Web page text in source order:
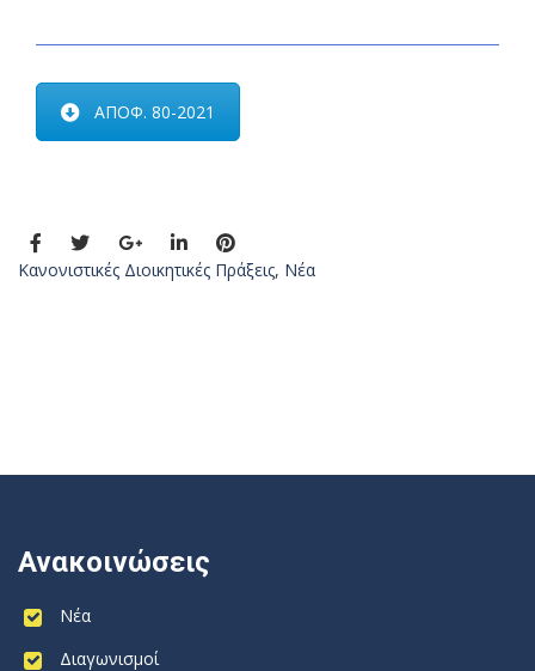
ΑΠΟΦ. 80-2021
Κανονιστικές Διοικητικές Πράξεις, Νέα
Ανακοινώσεις
Νέα
Διαγωνισμοί